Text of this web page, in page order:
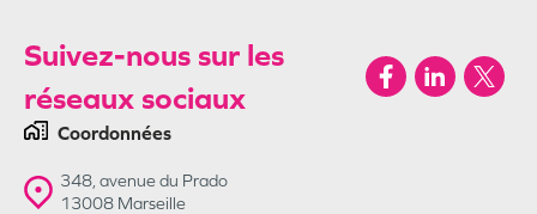
Suivez-nous sur les
réseaux sociaux
Coordonnées
348, avenue du Prado
13008 Marseille